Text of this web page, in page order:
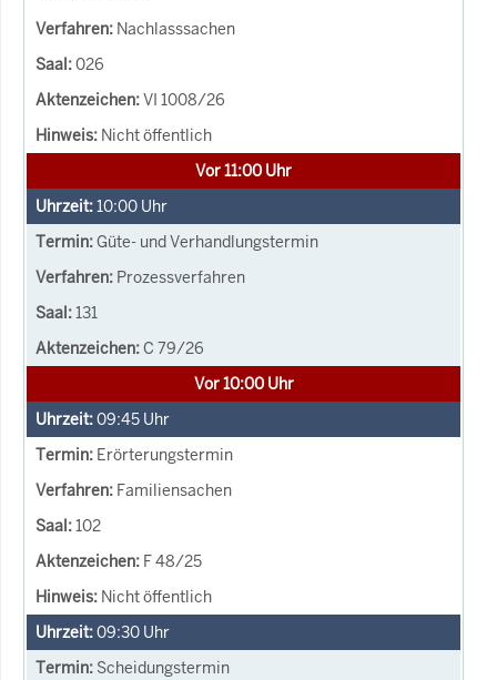
Nachlasssachen
026
VI 1008/26
Nicht öffentlich
Vor 11:00 Uhr
10:00 Uhr
Güte- und Verhandlungstermin
Prozessverfahren
131
C 79/26
Vor 10:00 Uhr
09:45 Uhr
Erörterungstermin
Familiensachen
102
F 48/25
Nicht öffentlich
09:30 Uhr
Scheidungstermin